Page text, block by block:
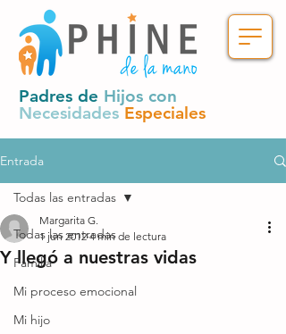
Padres de Hijos con
Necesidades Especiales
Entrada
Todas las entradas
Familia
Mi proceso emocional
Mi hijo
Todas las entradas
Y llegó a nuestras vidas
Margarita G.
1 jun 2012 4 min de lectura